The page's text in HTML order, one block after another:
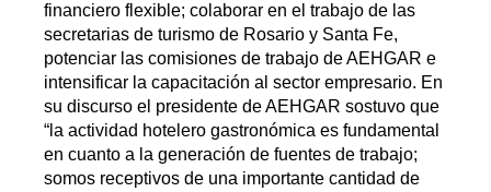
financiero flexible; colaborar en el trabajo de las
secretarias de turismo de Rosario y Santa Fe,
potenciar las comisiones de trabajo de AEHGAR e
intensificar la capacitación al sector empresario. En
su discurso el presidente de AEHGAR sostuvo que
“la actividad hotelero gastronómica es fundamental
en cuanto a la generación de fuentes de trabajo;
somos receptivos de una importante cantidad de